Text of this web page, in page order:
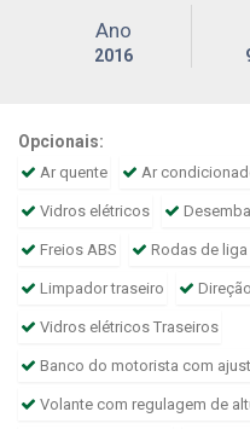
Ano
2016
Opcionais:
Ar quente Ar
Vidros elétricos
Freios ABS Rodas de liga
Limpador traseiro
Vidros elétricos Traseiros
Banco do motorista com
Volante com regulagem de